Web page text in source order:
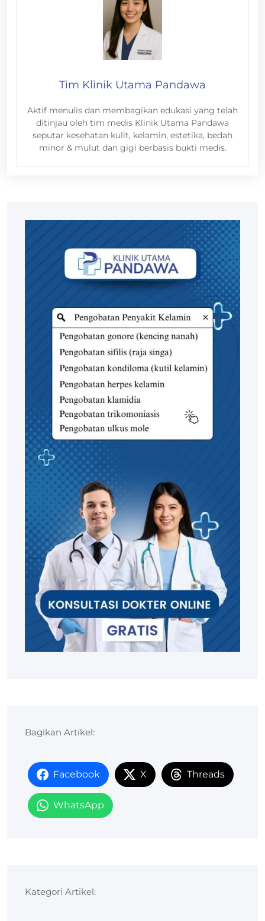
Tim Klinik Utama Pandawa
Aktif menulis dan membagikan edukasi yang telah
ditinjau oleh tim medis Klinik Utama Pandawa
seputar kesehatan kulit, kelamin, estetika, bedah
minor & mulut dan gigi berbasis bukti medis.
Bagikan Artikel:
Facebook X Threads
WhatsApp
Kategori Artikel: